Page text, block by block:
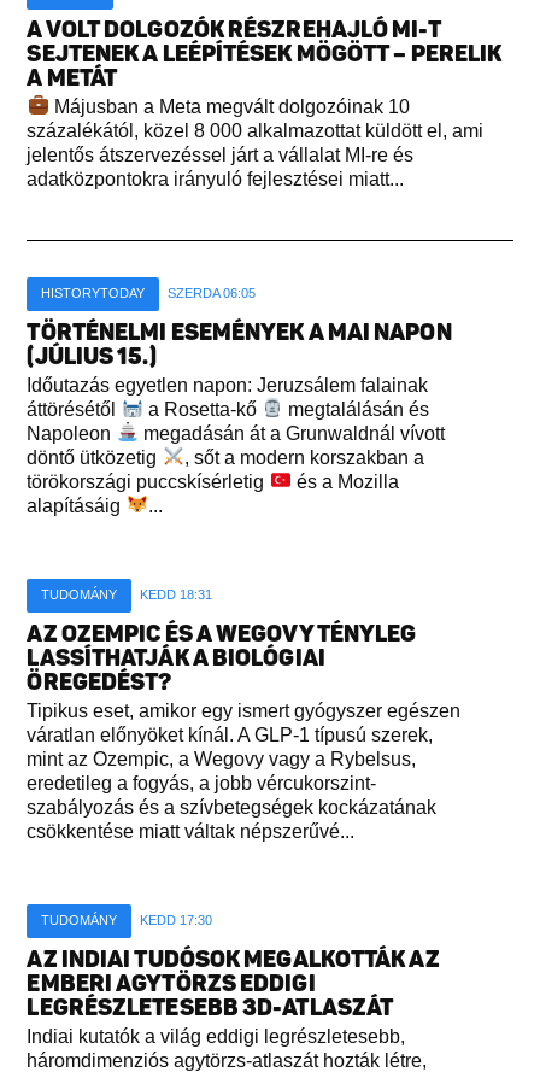
A VOLT DOLGOZÓK RÉSZREHAJLÓ MI-T
SEJTENEK A LEÉPÍTÉSEK MÖGÖTT – PERELIK
A METÁT
Májusban a Meta megvált dolgozóinak 10
százalékától, közel 8 000 alkalmazottat küldött el, ami
jelentős átszervezéssel járt a vállalat MI-re és
adatközpontokra irányuló fejlesztései miatt...
HISTORYTODAY SZERDA 06:05
TÖRTÉNELMI ESEMÉNYEK A MAI NAPON
(JÚLIUS 15.)
Időutazás egyetlen napon: Jeruzsálem falainak
áttörésétől
a Rosetta-kő
megtalálásán és
Napoleon
megadásán át a Grunwaldnál vívott
döntő ütközetig
, sőt a modern korszakban a
törökországi puccskísérletig
és a Mozilla
alapításáig
...
TUDOMÁNY KEDD 18:31
AZ OZEMPIC ÉS A WEGOVY TÉNYLEG
LASSÍTHATJÁK A BIOLÓGIAI
ÖREGEDÉST?
Tipikus eset, amikor egy ismert gyógyszer egészen
váratlan előnyöket kínál. A GLP-1 típusú szerek,
mint az Ozempic, a Wegovy vagy a Rybelsus,
eredetileg a fogyás, a jobb vércukorszint-
szabályozás és a szívbetegségek kockázatának
csökkentése miatt váltak népszerűvé...
TUDOMÁNY KEDD 17:30
AZ INDIAI TUDÓSOK MEGALKOTTÁK AZ
EMBERI AGYTÖRZS EDDIGI
LEGRÉSZLETESEBB 3D-ATLASZÁT
Indiai kutatók a világ eddigi legrészletesebb,
háromdimenziós agytörzs-atlaszát hozták létre,